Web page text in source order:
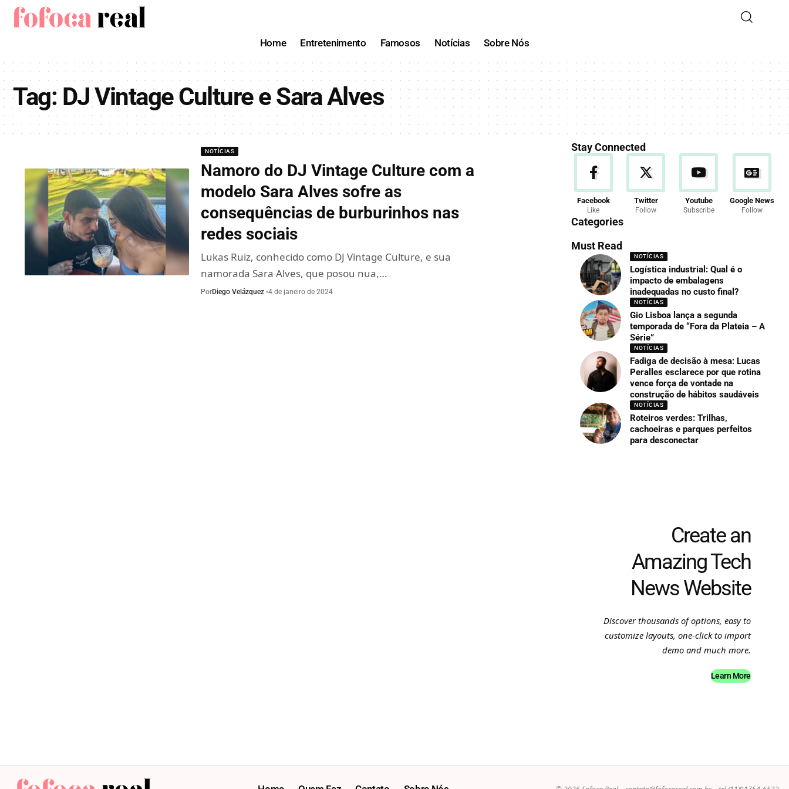
Home Entretenimento Famosos Notícias Sobre Nós
Tag: DJ Vintage Culture e Sara Alves
NOTÍCIAS
Namoro do DJ Vintage Culture com a
modelo Sara Alves sofre as
consequências de burburinhos nas
redes sociais
Lukas Ruiz, conhecido como DJ Vintage Culture, e sua
namorada Sara Alves, que posou nua,…
PorDiego Velázquez 4 de janeiro de 2024
Stay Connected
Facebook
Like
Twitter
Follow
Youtube
Subscribe
Google News
Follow
Categories
Must Read
NOTÍCIAS
Logística industrial: Qual é o
impacto de embalagens
inadequadas no custo final?
NOTÍCIAS
Gio Lisboa lança a segunda
temporada de “Fora da Plateia – A
Série”
NOTÍCIAS
Fadiga de decisão à mesa: Lucas
Peralles esclarece por que rotina
vence força de vontade na
construção de hábitos saudáveis
NOTÍCIAS
Roteiros verdes: Trilhas,
cachoeiras e parques perfeitos
para desconectar
Create an
Amazing Tech
News Website
Discover thousands of options, easy to
customize layouts, one-click to import
demo and much more.
Learn More